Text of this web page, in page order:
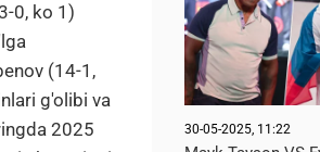
0, ko 1)
(14-1,
g'olibi va
2025
30-05-2025, 11:22